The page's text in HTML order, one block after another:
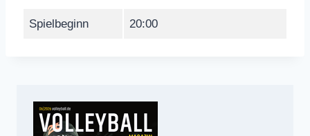
Spielbeginn 20:00